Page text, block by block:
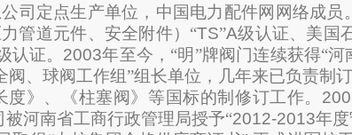
司定点生产单位，中国电力配件网网络成员。
管道元件、安全附件）“TS”A级认证、美国
认证。 2003年至今，“明”牌阀门连续获得“河
、球阀工作组”组长单位，几年来已负责制订
》、《柱塞阀》等国标的制修订工作。
被河南省工商行政管理局授予“2012-2013年